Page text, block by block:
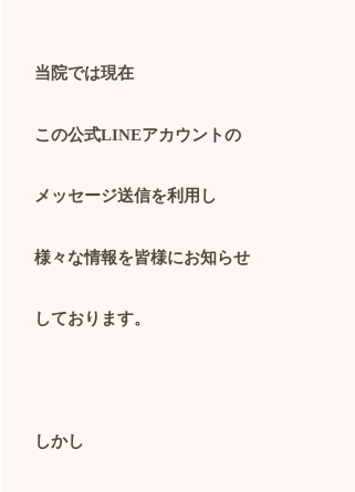
当院では現在
この公式LINEアカウントの
メッセージ送信を利用し
様々な情報を皆様にお知らせ
しております。
しかし